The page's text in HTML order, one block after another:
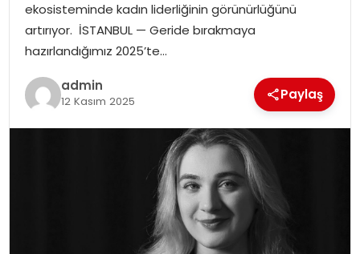
OTOMOBIL
TEKNOLOJI
ekosisteminde kadın liderliğinin görünürlüğünü
artırıyor. İSTANBUL — Geride bırakmaya
hazırlandığımız 2025’te…
admin
12 Kasım 2025 Paylaş